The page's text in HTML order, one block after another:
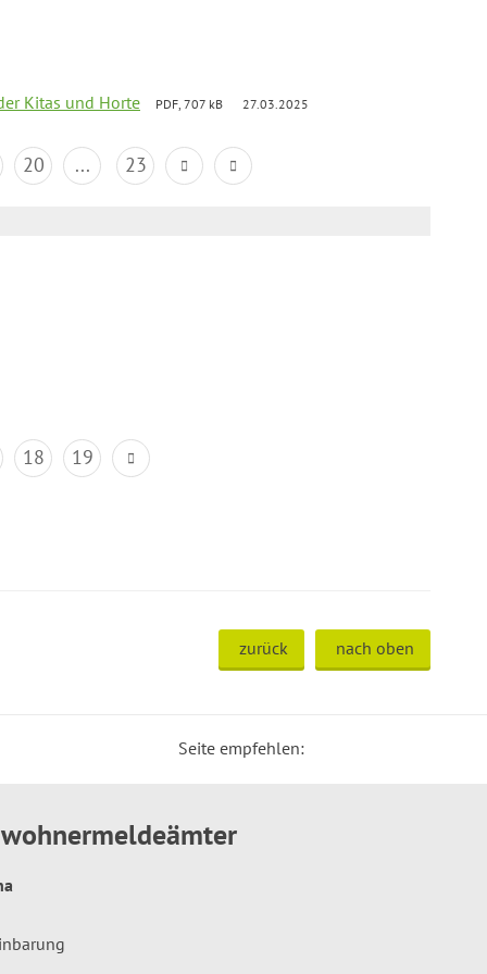
Kitas und Horte PDF, 707 kB 27.03.2025
20 ... 23
18 19
zurück nach oben
Seite empfehlen: